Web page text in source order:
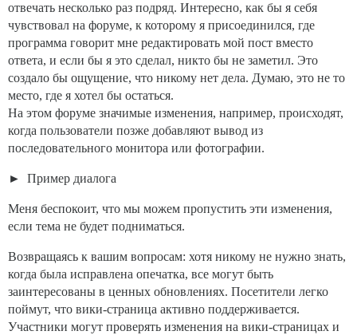
отвечать несколько раз подряд. Интересно, как бы я себя
чувствовал на форуме, к которому я присоединился, где
программа говорит мне редактировать мой пост вместо
ответа, и если бы я это сделал, никто бы не заметил. Это
создало бы ощущение, что никому нет дела. Думаю, это не то
место, где я хотел бы остаться.
На этом форуме значимые изменения, например, происходят,
когда пользователи позже добавляют вывод из
последовательного монитора или фотографии.
Пример диалога
Меня беспокоит, что мы можем пропустить эти изменения,
если тема не будет подниматься.
Возвращаясь к вашим вопросам: хотя никому не нужно знать,
когда была исправлена опечатка, все могут быть
заинтересованы в ценных обновлениях. Посетители легко
поймут, что вики-страница активно поддерживается.
Участники могут проверять изменения на вики-страницах и